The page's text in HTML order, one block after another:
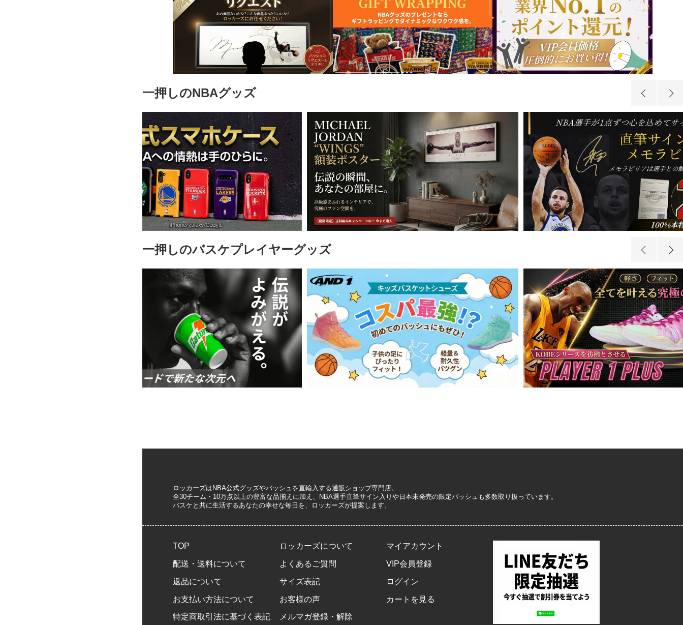
一押しのNBAグッズ
一押しのバスケプレイヤーグッズ
ロッカーズはNBA公式グッズやバッシュを直輸入する通販ショップ専門店。
全30チーム・10万点以上の豊富な品揃えに加え、NBA選手直筆サイン入りや日本未発売の限定バッシュも多数取り扱っています。
バスケと共に生活するあなたの幸せな毎日を、ロッカーズが提案します。
TOP
配送・送料について
返品について
お支払い方法について
特定商取引法に基づく表記
ロッカーズについて
よくあるご質問
サイズ表記
お客様の声
メルマガ登録・解除
マイアカウント
VIP会員登録
ログイン
カートを見る